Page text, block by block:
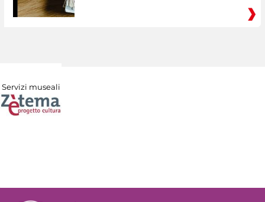
Servizi museali